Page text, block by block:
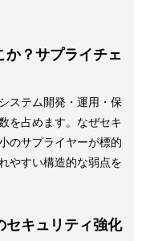
か？サプライチェ
ステム開発・運用・保
を占めます。なぜセキ
のサプライヤーが標的
やすい構造的な弱点を
セキュリティ強化